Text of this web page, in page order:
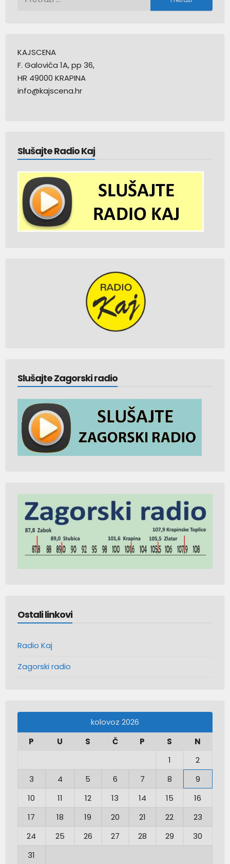
KAJSCENA
F. Galovića 1A, pp 36,
HR 49000 KRAPINA
info@kajscena.hr
Slušajte Radio Kaj
Slušajte Zagorski radio
Ostali linkovi
Radio Kaj
Zagorski radio
kolovoz 2026
P
U S Č P S
N
1
2
3
4 5 6 7 8
9
10
11 12 13 14 15
16
17
18 19 20 21 22
23
24
25 26 27 28 29
30
31